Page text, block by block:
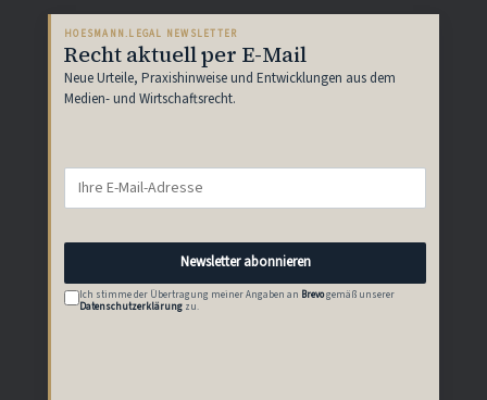
HOESMANN.LEGAL NEWSLETTER
Recht aktuell per E-Mail
Neue Urteile, Praxishinweise und Entwicklungen aus dem
Medien- und Wirtschaftsrecht.
Newsletter abonnieren
Ich stimme der Übertragung meiner Angaben an Brevogemäß unserer
Datenschutzerklärung zu.